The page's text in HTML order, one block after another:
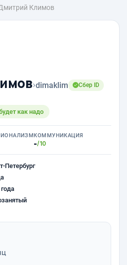
Климов
›dimaklim
Сбер ID
как надо
КОММУНИКАЦИЯ
-/10
Петербург